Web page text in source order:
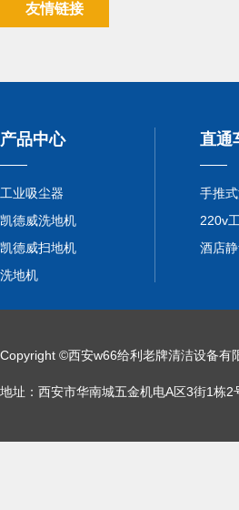
友情链接
产品中心
工业吸尘器
凯德威洗地机
凯德威扫地机
洗地机
直通
手推
220v
酒店
Copyright ©西安w66给利老牌清洁设
地址：西安市华南城五金机电A区3街1